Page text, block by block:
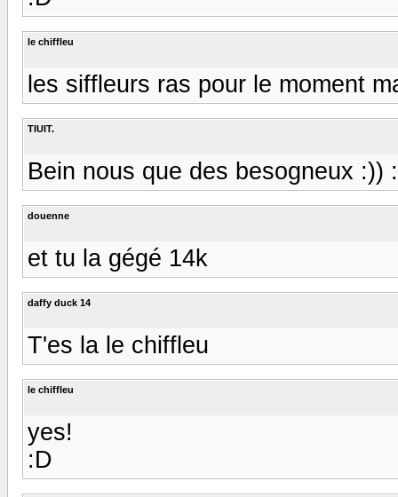
le chiffleu
les siffleurs ras pour le moment
TIUIT.
Bein nous que des besogneux :))
douenne
et tu la gégé 14k
daffy duck 14
T'es la le chiffleu
le chiffleu
yes!
:D